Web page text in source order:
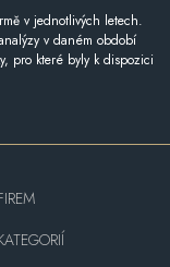
v jednotlivých letech.
v daném období
pro které byly k dispozici